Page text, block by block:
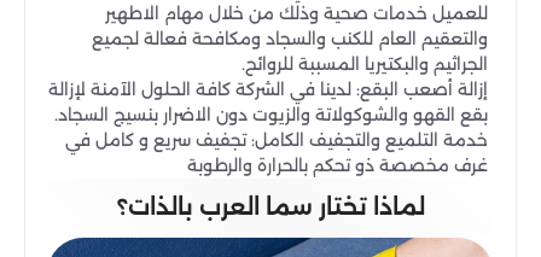
للعميل خدمات صحية وذلك من خلال مهام الاطهير
والتعقيم العام للكنب والسجاد ومكافحة فعالة لجميع
الجراثيم والبكتيريا المسببة للروائح.
إزالة أصعب البقع: لدينا في الشركة كافة الحلول الآمنة لإزالة
بقع القهو والشوكولاتة والزيوت دون الاضرار بنسيج السجاد.
خدمة التلميع والتجفيف الكامل: تجفيف سريع و كامل في
غرف مخصصة ذو تحكم بالحرارة والرطوبة
لماذا تختار سما العرب بالذات؟